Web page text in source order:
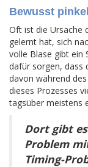
Bewusst
Oft ist die Ursache
gelernt hat, sich
volle Blase gibt ein
dafür sorgen, dass
davon während
dieses Prozesses
tagsüber meistens
Dort gibt
Problem
Timing-